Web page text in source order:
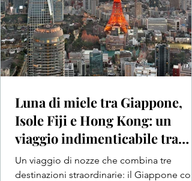
Luna di miele tra Giappone,
Isole Fiji e Hong Kong: un
viaggio indimenticabile tra
Oriente e Pacifico
Un viaggio di nozze che combina tre
destinazioni straordinarie: il Giappone